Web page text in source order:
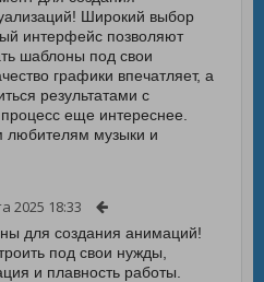
Широкий выбор
интерфейс позволяют
шаблоны под свои
графики впечатляет, а
результатами с
еще интереснее.
любителям музыки и
2025 18:33
для создания анимаций!
под свои нужды,
и плавность работы.